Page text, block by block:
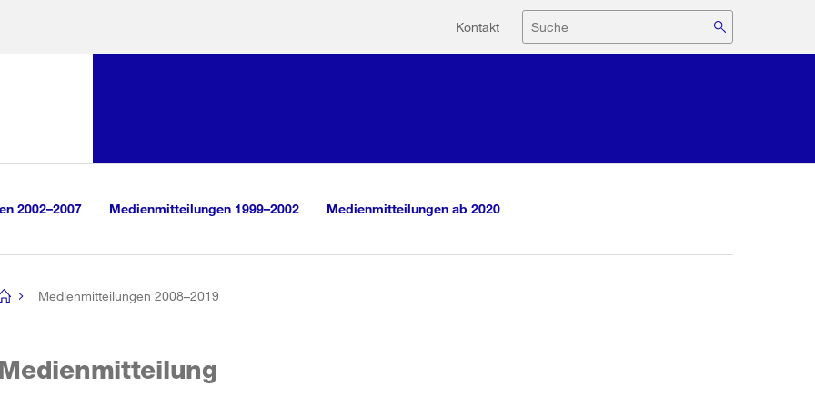
Hilfsnavigation
Kontakt Suche
2002–2007 Medienmitteilungen 1999–2002 Medienmitteilungen ab 2020
Medienmitteilungen 2008–2019